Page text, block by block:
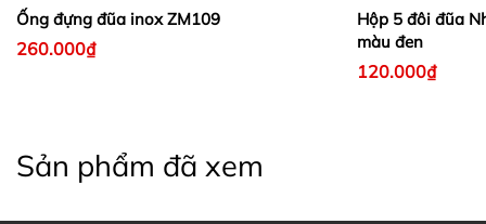
Ống đựng đũa inox ZM109
260.000₫
Hộp 5 đôi đũa
màu đen
120.000₫
Sản phẩm đã xem